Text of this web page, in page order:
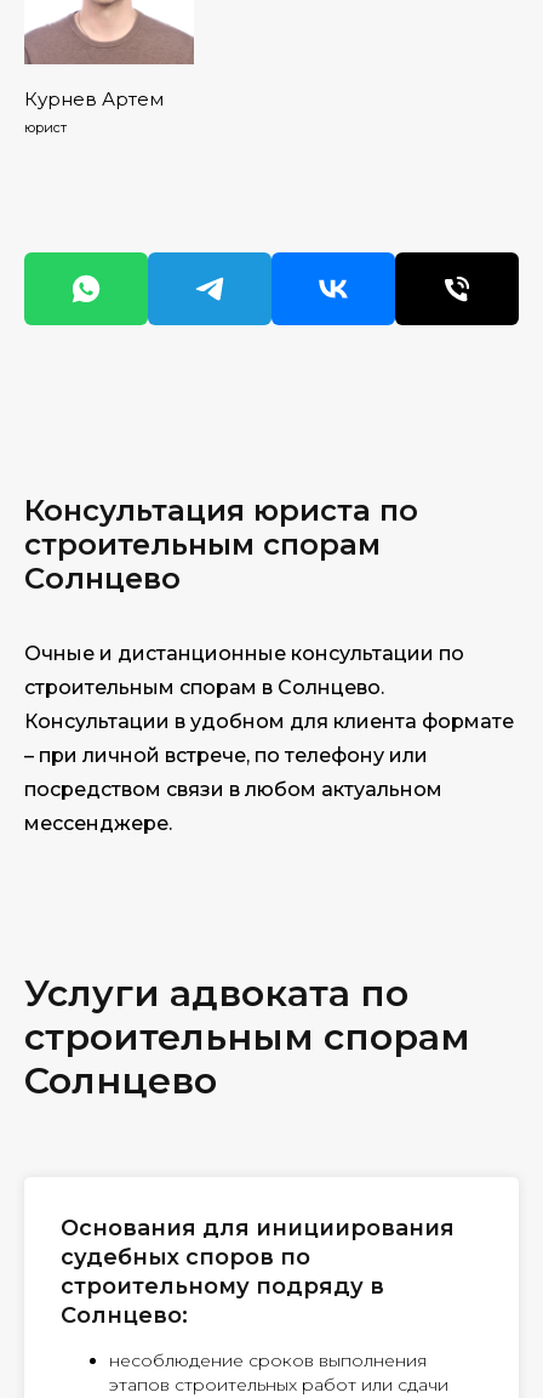
Курнев Артем
юрист
Консультация юриста по
строительным спорам
Солнцево
Очные и дистанционные консультации по
строительным спорам в Солнцево.
Консультации в удобном для клиента формате
– при личной встрече, по телефону или
посредством связи в любом актуальном
мессенджере.
Услуги адвоката по
строительным спорам
Солнцево
Основания для инициирования
судебных споров по
строительному подряду в
Солнцево:
несоблюдение сроков выполнения
этапов строительных работ или сдачи